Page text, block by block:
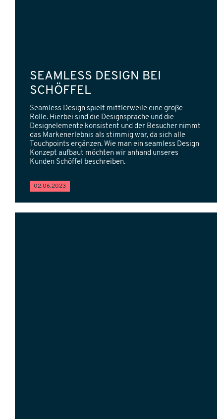
SEAMLESS DESIGN BEI
SCHÖFFEL
Seamless Design spielt mittlerweile eine große
Rolle. Hierbei sind die Designsprache und die
Designelemente konsistent und der Besucher nimmt
das Markenerlebnis als stimmig war, da sich alle
Touchpoints ergänzen. Wie man ein seamless Design
Konzept aufbaut möchten wir anhand unseres
Kunden Schöffel beschreiben.
02.06.2023